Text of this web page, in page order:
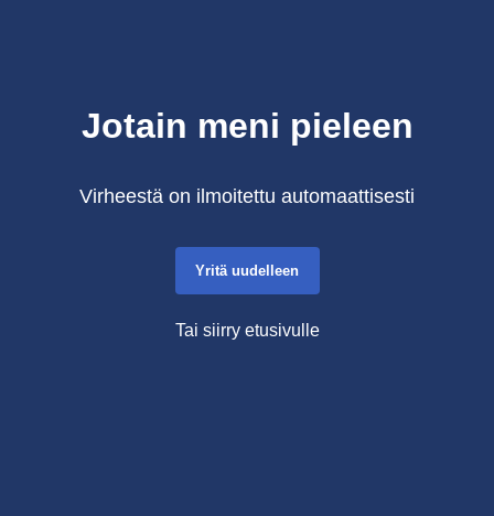
Jotain meni pieleen
Virheestä on ilmoitettu automaattisesti
Yritä uudelleen
Tai siirry etusivulle